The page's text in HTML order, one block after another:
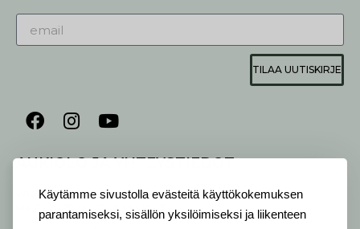
Käytämme sivustolla evästeitä käyttökokemuksen
parantamiseksi, sisällön yksilöimiseksi ja liikenteen
TILAA UUTISKIRJE
AUKIOLO JA YHTEYSTIEDOT
ALVELEMME:
Ma-Pe 9-20 I La 10-18 I Su 10-17